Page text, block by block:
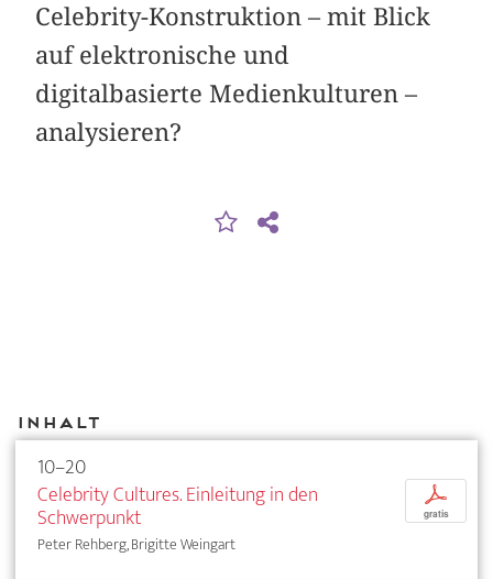
Celebrity-Konstruktion – mit Blick
auf elektronische und
digitalbasierte Medienkulturen –
analysieren?
Inhalt
10–20
Celebrity Cultures. Einleitung in den
Schwerpunkt
Peter Rehberg, Brigitte Weingart
p
gratis